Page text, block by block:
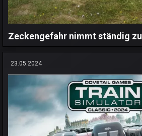
Zeckengefahr nimmt ständig zu
23.05.2024